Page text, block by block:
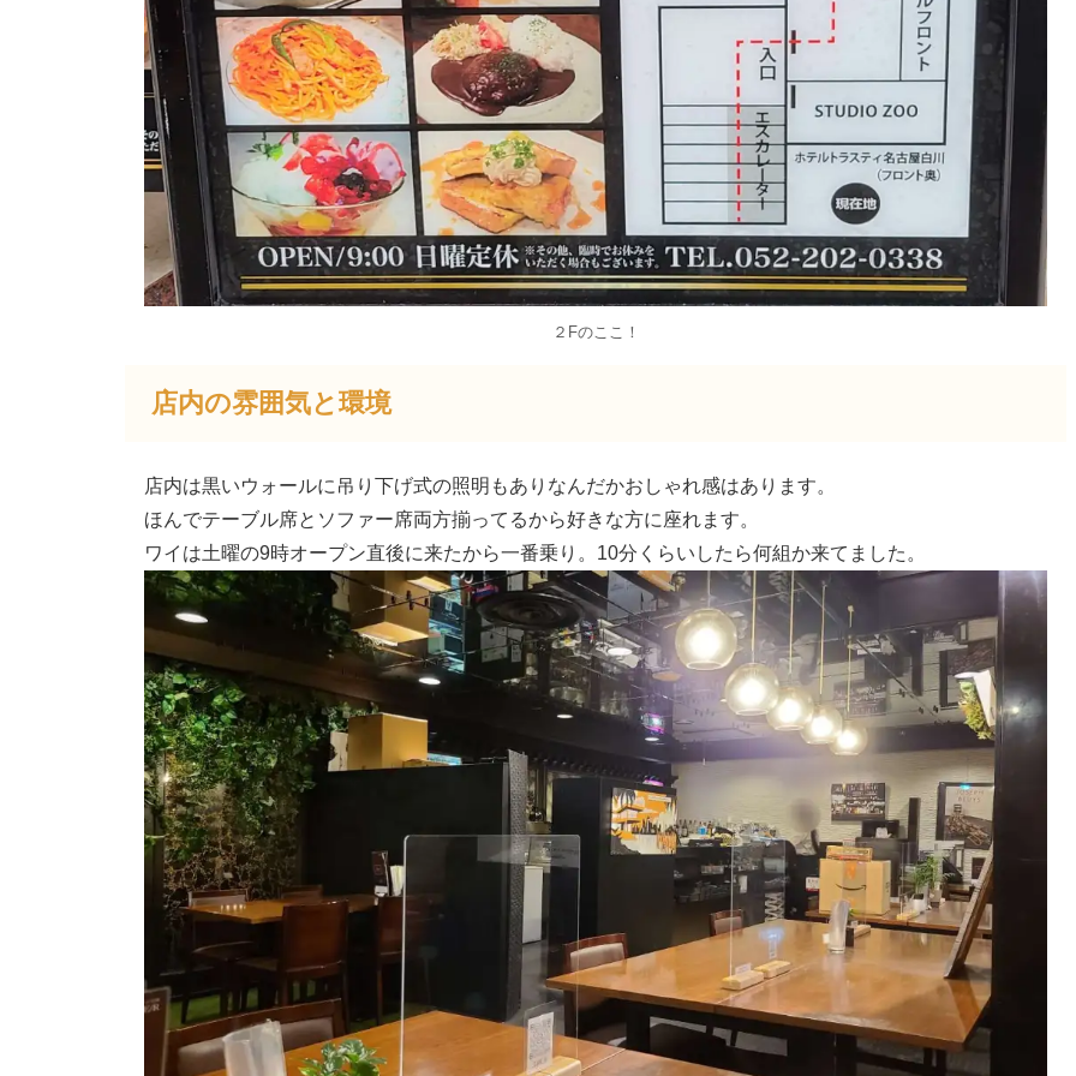
２Fのここ！
店内の雰囲気と環境
店内は黒いウォールに吊り下げ式の照明もありなんだかおしゃれ感はあります。
ほんでテーブル席とソファー席両方揃ってるから好きな方に座れます。
ワイは土曜の9時オープン直後に来たから一番乗り。10分くらいしたら何組か来てました。